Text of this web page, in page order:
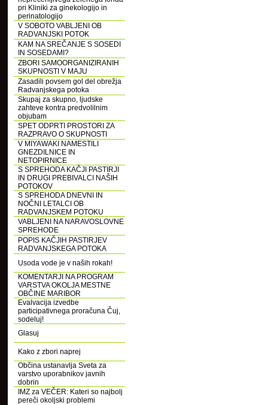
pri Kliniki za ginekologijo in
perinatologijo
V SOBOTO VABLJENI OB
RADVANJSKI POTOK
KAM NA SREČANJE S SOSEDI
IN SOSEDAMI?
ZBORI SAMOORGANIZIRANIH
SKUPNOSTI V MAJU
Zasadili povsem gol del obrežja
Radvanjskega potoka
Skupaj za skupno, ljudske
zahteve kontra predvolilnim
objubam
SPET ODPRTI PROSTORI ZA
RAZPRAVO O SKUPNOSTI
V MIYAWAKI NAMESTILI
GNEZDILNICE IN
NETOPIRNICE
S SPREHODA KAČJI PASTIRJI
IN DRUGI PREBIVALCI NAŠIH
POTOKOV
S SPREHODA DNEVNI IN
NOČNI LETALCI OB
RADVANJSKEM POTOKU
VABLJENI NA NARAVOSLOVNE
SPREHODE
POPIS KAČJIH PASTIRJEV
RADVANJSKEGA POTOKA
Usoda vode je v naših rokah!
KOMENTARJI NA PROGRAM
VARSTVA OKOLJA MESTNE
OBČINE MARIBOR
Evalvacija izvedbe
participativnega proračuna Čuj,
sodeluj!
Glasuj
Kako z zbori naprej
Občina ustanavlja Sveta za
varstvo uporabnikov javnih
dobrin
IMZ za VEČER: Kateri so najbolj
pereči okoljski problemi